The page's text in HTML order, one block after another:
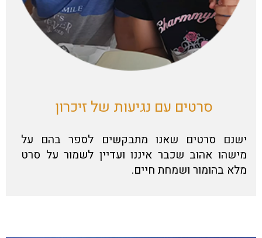
סרטים עם נגיעות של זיכרון
ישנם סרטים שאנו מתבקשים לספר בהם על
מישהו אהוב שכבר איננו ועדיין לשמור על סרט
מלא בהומור ושמחת חיים.